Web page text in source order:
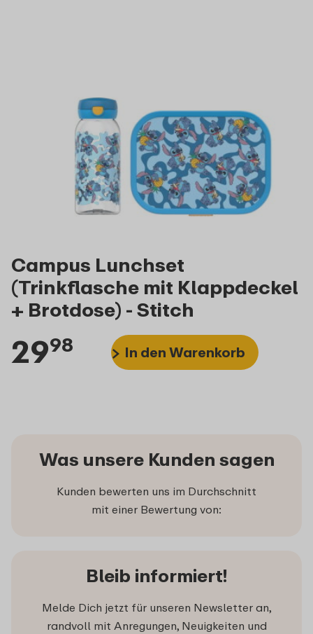
Campus Lunchset
(Trinkflasche mit Klappdeckel
+ Brotdose) - Stitch
2998 In den Warenkorb
Was unsere Kunden sagen
Kunden bewerten uns im Durchschnitt
mit einer Bewertung von:
Bleib informiert!
Melde Dich jetzt für unseren Newsletter an,
randvoll mit Anregungen, Neuigkeiten und